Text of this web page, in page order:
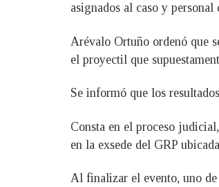
asignados al caso y
Arévalo Ortuño ordenó que
el proyectil que
Se informó que los
Consta en el proceso
en la exsede del GRP
Al finalizar el evento, uno de